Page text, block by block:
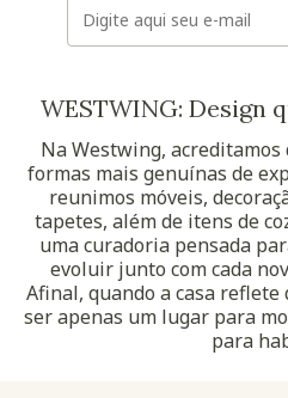
WESTWING: Design
Na Westwing, acreditamos
formas mais genuínas de
reunimos móveis,
tapetes, além de itens de
uma curadoria pensada
evoluir junto com cada
Afinal, quando a casa reflete
ser apenas um lugar para
para